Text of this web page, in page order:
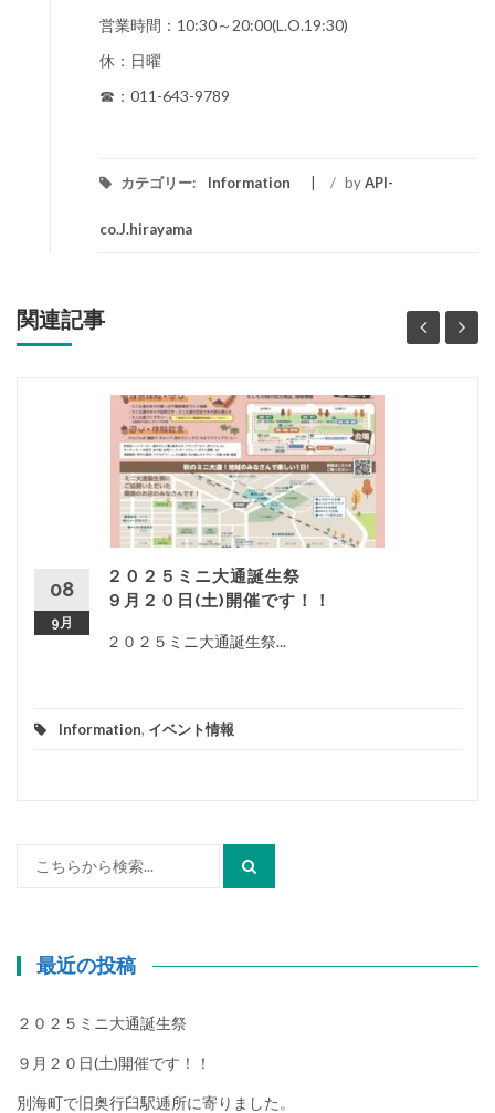
営業時間：10:30～20:00(L.O.19:30)
休：日曜
☎：011-643-9789
カテゴリー: Information / byAPI-
co.J.hirayama
関連記事
08
9月
２０２５ミニ大通誕生祭
９月２０日(土)開催です！！
２０２５ミニ大通誕生祭...
Information, イベント情報
最近の投稿
２０２５ミニ大通誕生祭
９月２０日(土)開催です！！
別海町で旧奥行臼駅逓所に寄りました。